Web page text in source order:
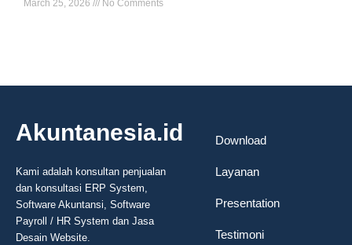
March 25, 2026 No Comments
Akuntanesia.id
Kami adalah konsultan penjualan
dan konsultasi ERP System,
Software Akuntansi, Software
Payroll / HR System dan Jasa
Desain Website.
Download
Layanan
Presentation
Testimoni